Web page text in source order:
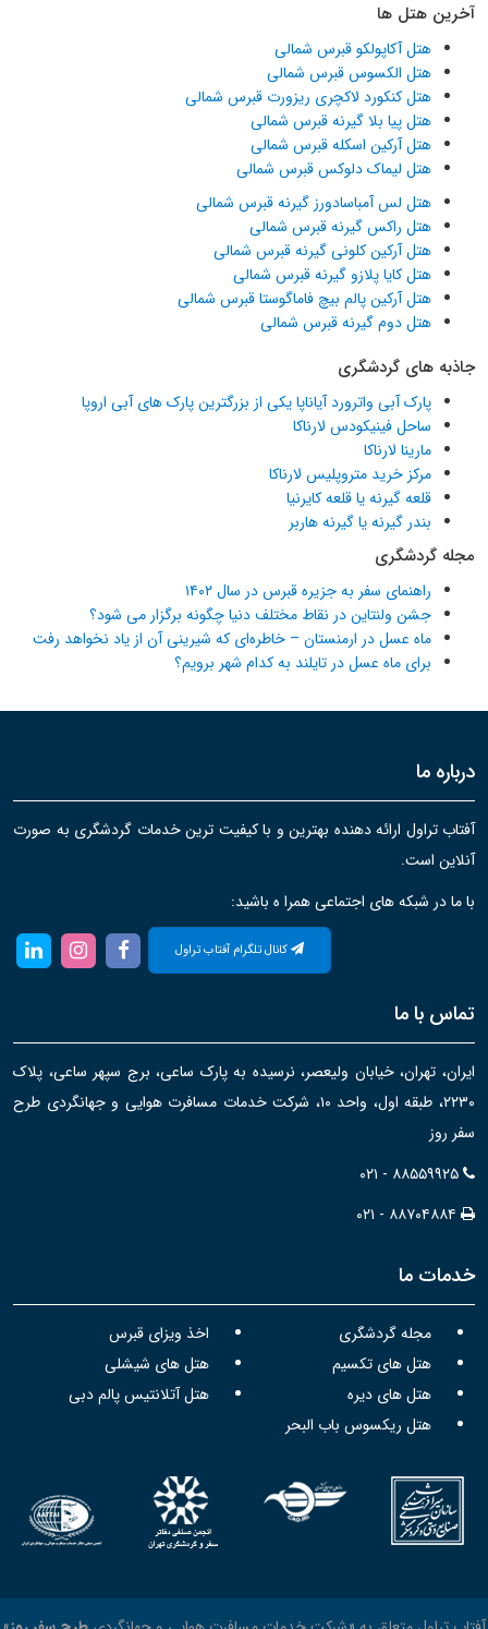
آخرین هتل ها
هتل آکاپولکو قبرس شمالی
هتل الکسوس قبرس شمالی
هتل کنکورد لاکچری ریزورت قبرس شمالی
هتل پیا بلا گیرنه قبرس شمالی
هتل آرکین اسکله قبرس شمالی
هتل لیماک دلوکس قبرس شمالی
هتل لس آمباسادورز گیرنه قبرس شمالی
هتل راکس گیرنه قبرس شمالی
هتل آرکین کلونی گیرنه قبرس شمالی
هتل کایا پلازو گیرنه قبرس شمالی
هتل آرکین پالم بیچ فاماگوستا قبرس شمالی
هتل دوم گیرنه قبرس شمالی
جاذبه های گردشگری
پارک آبی واترورد آیاناپا یکی از بزرگترین پارک های آبی اروپا
ساحل فینیکودس لارناکا
مارینا لارناکا
مرکز خرید متروپلیس لارناکا
قلعه گیرنه یا قلعه کایرنیا
بندر گیرنه یا گیرنه هاربر
مجله گردشگری
راهنمای سفر به جزیره قبرس در سال ۱۴۰۲
جشن ولنتاین در نقاط مختلف دنیا چگونه برگزار می شود؟
ماه عسل در ارمنستان – خاطره‌ای که شیرینی آن از یاد نخواهد رفت
برای ماه عسل در تایلند به کدام شهر برویم؟
درباره ما
آفتاب تراول ارائه دهنده بهترین و با کیفیت ترین خدمات گردشگری به صورت
آنلاین است.
با ما در شبکه های اجتماعی همرا ه باشید:
کانال تلگرام آفتاب تراول
تماس با ما
ایران، تهران، خیابان ولیعصر، نرسیده به پارک ساعی، برج سپهر ساعی، پلاک
۲۲۳۰، طبقه اول، واحد ۱۰، شرکت خدمات مسافرت هوایی و جهانگردی طرح
سفر روز
۰۲۱ - ۸۸۵۵۹۹۲۵
۰۲۱ - ۸۸۷۰۴۸۸۴
خدمات ما
مجله گردشگری
اخذ ویزای قبرس
هتل های تکسیم
هتل های شیشلی
هتل های دیره
هتل آتلانتیس پالم دبی
هتل ریکسوس باب البحر